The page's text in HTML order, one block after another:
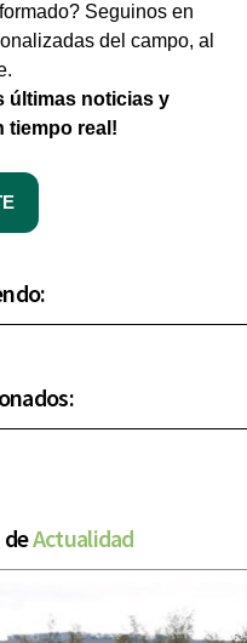
Seguinos en
del campo, al
últimas noticias y
tiempo real!
deActualidad